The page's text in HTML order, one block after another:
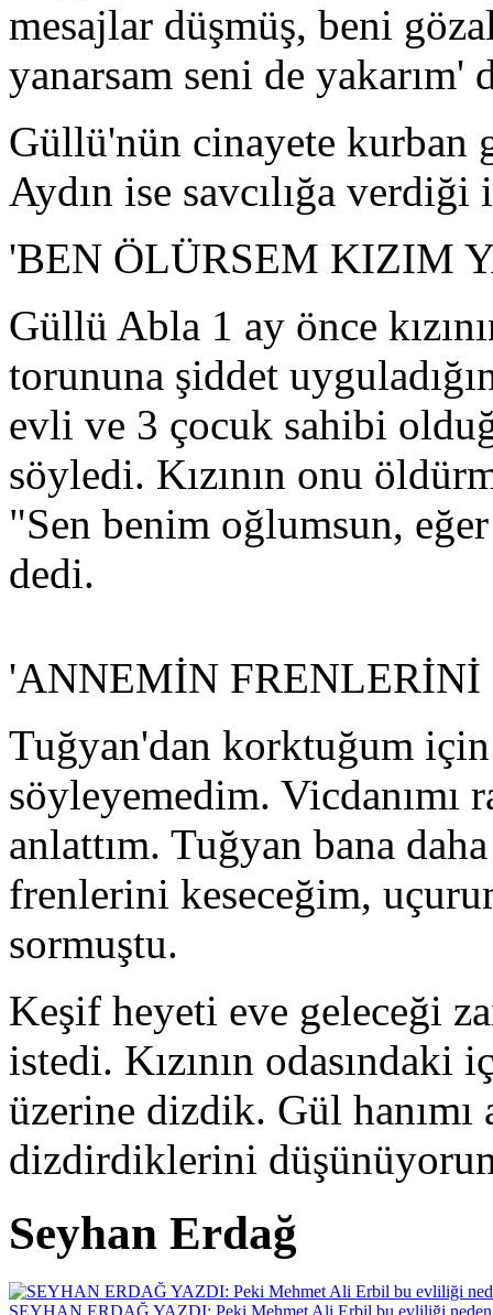
mesajlar düşmüş, beni
yanarsam seni de yakarım'
Güllü'nün cinayete kurban
Aydın ise savcılığa
'BEN ÖLÜRSEM KIZIM
Güllü Abla 1 ay önce
torununa şiddet
evli ve 3 çocuk sahibi
söyledi. Kızının onu
"Sen benim oğlumsun,
dedi.
'ANNEMİN FRENLERİNİ
Tuğyan'dan korktuğum
söyleyemedim. Vicdanımı
anlattım. Tuğyan bana
frenlerini keseceğim,
sormuştu.
Keşif heyeti eve geleceği
istedi. Kızının
üzerine dizdik. Gül
dizdirdiklerini
Seyhan Erdağ
SEYHAN ERDAĞ YAZDI: Peki Mehmet Ali Erbil bu evliliği neden